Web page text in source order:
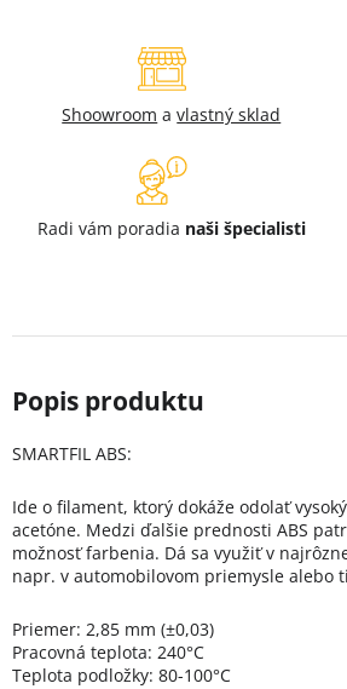
Shoowroom avlastný sklad
Radi vám poradia naši špecialisti
SMARTFIL ABS:
Ide o filament, ktorý dokáže odolať
acetóne. Medzi ďalšie prednosti ABS
možnosť farbenia. Dá sa využiť v
napr. v automobilovom priemysle alebo
Priemer: 2,85 mm (±0,03)
Pracovná teplota: 240°C
Teplota podložky: 80-100°C